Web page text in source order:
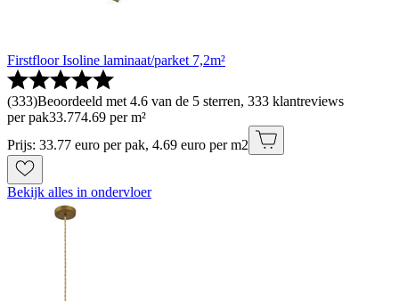
Firstfloor Isoline laminaat/parket 7,2m²
(333)Beoordeeld met 4.6 van de 5 sterren, 333 klantreviews
per pak33.774.69 per m²
Prijs: 33.77 euro per pak, 4.69 euro per m2
Bekijk alles in ondervloer